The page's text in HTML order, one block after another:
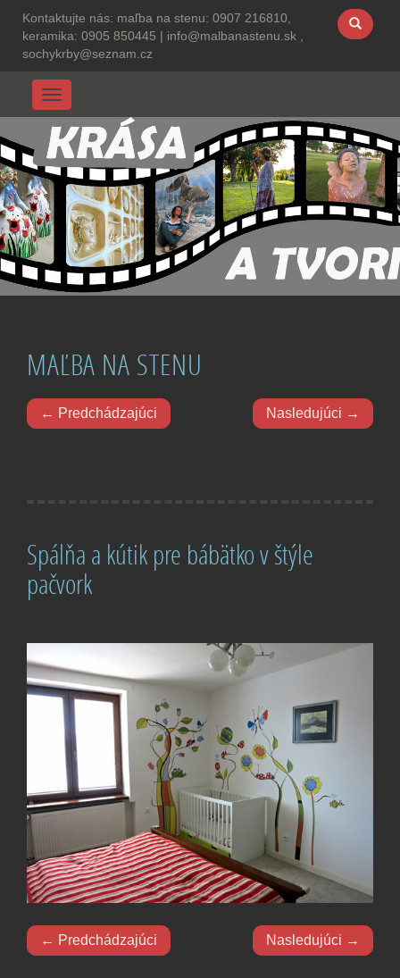
Kontaktujte nás: maľba na stenu: 0907 216810,
keramika: 0905 850445 | info@malbanastenu.sk ,
sochykrby@seznam.cz
Menu
MAĽBA NA STENU
← Predchádzajúci Nasledujúci →
Spálňa a kútik pre bábätko v štýle
pačvork
← Predchádzajúci Nasledujúci →